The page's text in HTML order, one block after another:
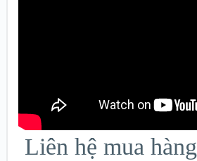
Liên hệ mua hàng